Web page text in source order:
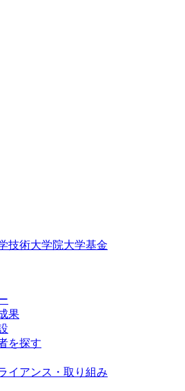
技術大学院大学基金
果
を探す
イアンス・取り組み